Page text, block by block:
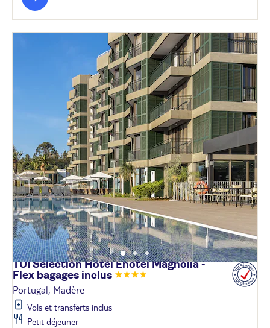
TUI Sélection Hôtel Enotel Magnolia -
Flex bagages inclus
Portugal, Madère
Vols et transferts inclus
Petit déjeuner